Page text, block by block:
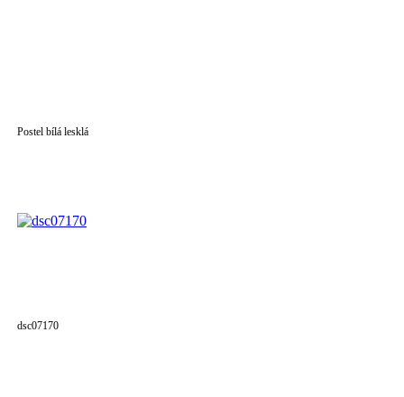
Postel bílá lesklá
dsc07170